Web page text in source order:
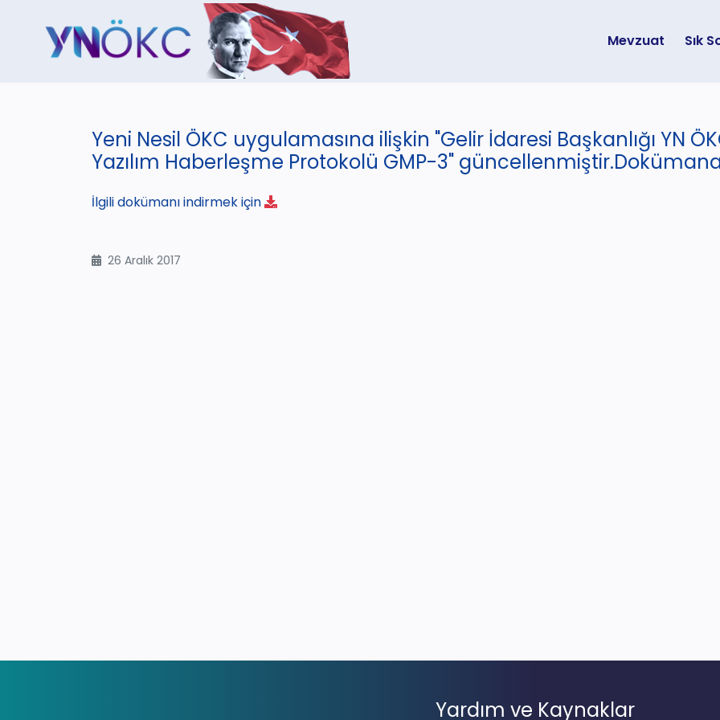
Mevzuat Sık
Yeni Nesil ÖKC uygulamasına ilişkin "Gelir İdaresi Başkanlığı YN
Yazılım Haberleşme Protokolü GMP-3"
İlgili dokümanı indirmek için
26 Aralık 2017
Yardım ve Kaynaklar